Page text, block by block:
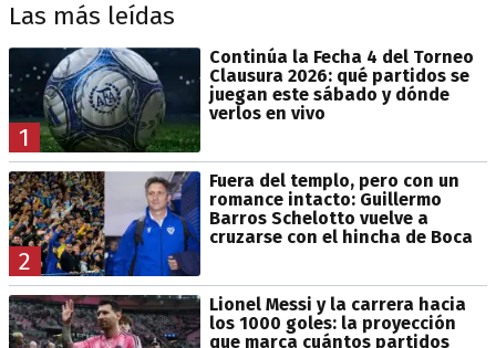
Las más leídas
1
Continúa la Fecha 4 del Torneo
Clausura 2026: qué partidos se
juegan este sábado y dónde
verlos en vivo
2
Fuera del templo, pero con un
romance intacto: Guillermo
Barros Schelotto vuelve a
cruzarse con el hincha de Boca
Lionel Messi y la carrera hacia
los 1000 goles: la proyección
que marca cuántos partidos